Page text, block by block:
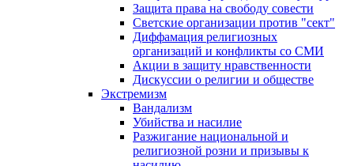
Защита права на свободу совести
Светские организации против "сект"
Диффамация религиозных
организаций и конфликты со СМИ
Акции в защиту нравственности
Дискуссии о религии и обществе
Экстремизм
Вандализм
Убийства и насилие
Разжигание национальной и
религиозной розни и призывы к